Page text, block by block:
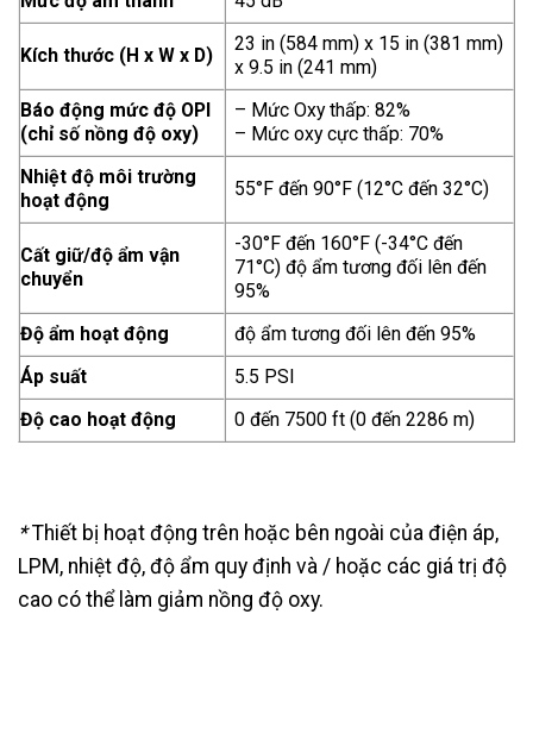
Kích thước (H x W x D)
23 in (584 mm) x 15 in (381 mm)
x 9.5 in (241 mm)
Báo động mức độ OPI
(chỉ số nồng độ oxy)
– Mức Oxy thấp: 82%
– Mức oxy cực thấp: 70%
Nhiệt độ môi trường
hoạt động
55°F đến 90°F (12°C đến 32°C)
Cất giữ/độ ẩm vận
chuyển
-30°F đến 160°F (-34°C đến
71°C) độ ẩm tương đối lên đến
95%
Độ ẩm hoạt động
độ ẩm tương đối lên đến 95%
Áp suất
5.5 PSI
Độ cao hoạt động
0 đến 7500 ft (0 đến 2286 m)
*Thiết bị hoạt động trên hoặc bên ngoài của điện áp,
LPM, nhiệt độ, độ ẩm quy định và / hoặc các giá trị độ
cao có thể làm giảm nồng độ oxy.